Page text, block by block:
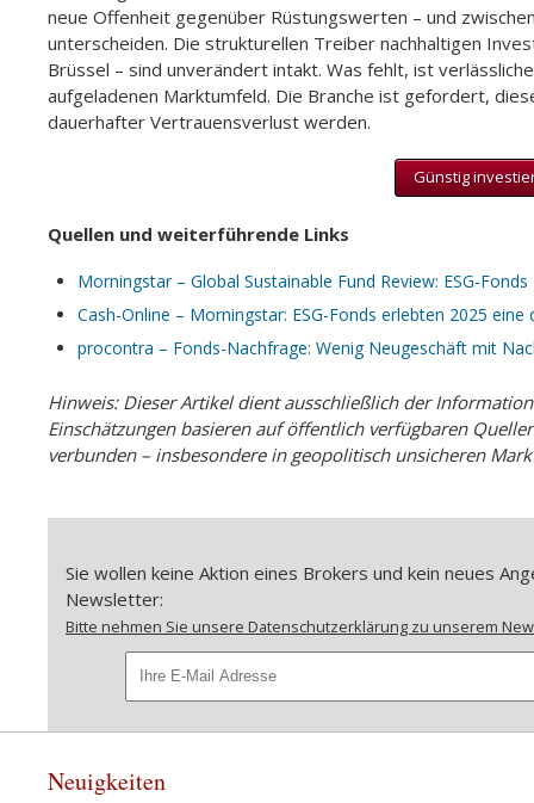
neue Offenheit gegenüber Rüstungswerten – und
unterscheiden. Die strukturellen Treiber nachhaltigen
Brüssel – sind unverändert intakt. Was fehlt, ist
aufgeladenen Marktumfeld. Die Branche ist gefordert,
dauerhafter Vertrauensverlust werden.
Günstig
Quellen und weiterführende Links
Morningstar – Global Sustainable Fund Review: ESG-
Cash-Online – Morningstar: ESG-Fonds erlebten 2025
procontra – Fonds-Nachfrage: Wenig Neugeschäft mit
Hinweis: Dieser Artikel dient ausschließlich der
Einschätzungen basieren auf öffentlich verfügbaren
verbunden – insbesondere in geopolitisch unsicheren
Sie wollen keine Aktion eines Brokers und kein neues
Newsletter:
Bitte nehmen Sie unsere Datenschutzerklärung zu unserem
Neuigkeiten